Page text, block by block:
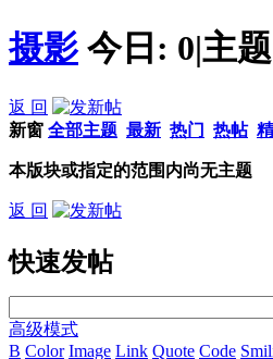
摄影 今日: 0|主
返 回
新窗 全部主题 最新 热门 热帖
本版块或指定的范围内尚无主题
返 回
快速发帖
高级模式
B Color Image Link Quote Code